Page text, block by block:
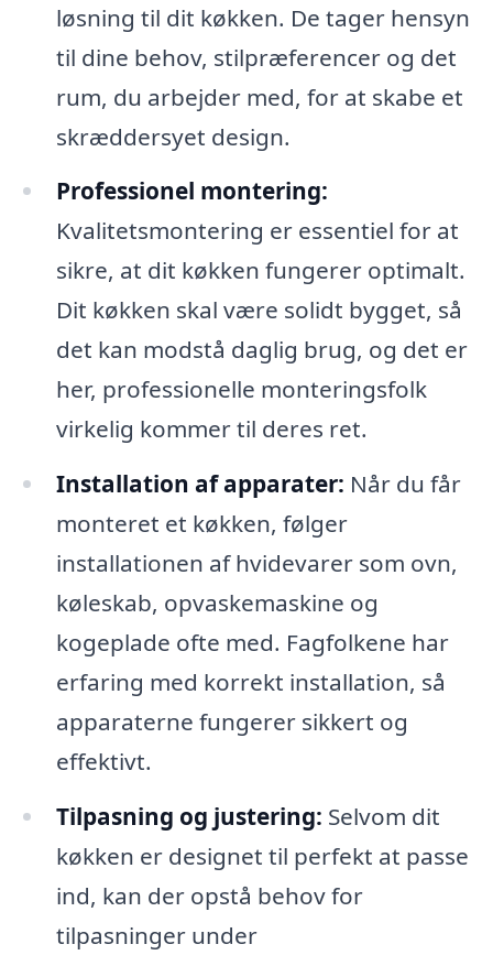
løsning til dit køkken. De tager hensyn
til dine behov, stilpræferencer og det
rum, du arbejder med, for at skabe et
skræddersyet design.
Professionel montering:
Kvalitetsmontering er essentiel for at
sikre, at dit køkken fungerer optimalt.
Dit køkken skal være solidt bygget, så
det kan modstå daglig brug, og det er
her, professionelle monteringsfolk
virkelig kommer til deres ret.
Installation af apparater: Når du får
monteret et køkken, følger
installationen af hvidevarer som ovn,
køleskab, opvaskemaskine og
kogeplade ofte med. Fagfolkene har
erfaring med korrekt installation, så
apparaterne fungerer sikkert og
effektivt.
Tilpasning og justering: Selvom dit
køkken er designet til perfekt at passe
ind, kan der opstå behov for
tilpasninger under